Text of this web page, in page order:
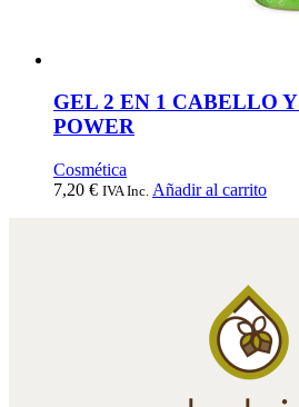
GEL 2 EN 1 CABELLO
POWER
Cosmética
7,20 € IVA Inc. Añadir al carrito